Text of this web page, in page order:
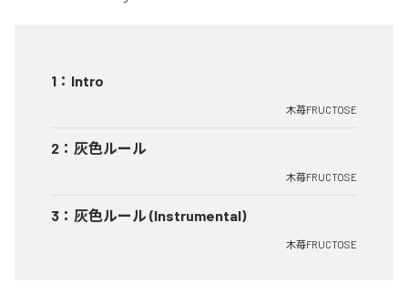
1 ： Intro
木苺FRUCTOSE
2 ： 灰色ルール
木苺FRUCTOSE
3 ： 灰色ルール (Instrumental)
木苺FRUCTOSE